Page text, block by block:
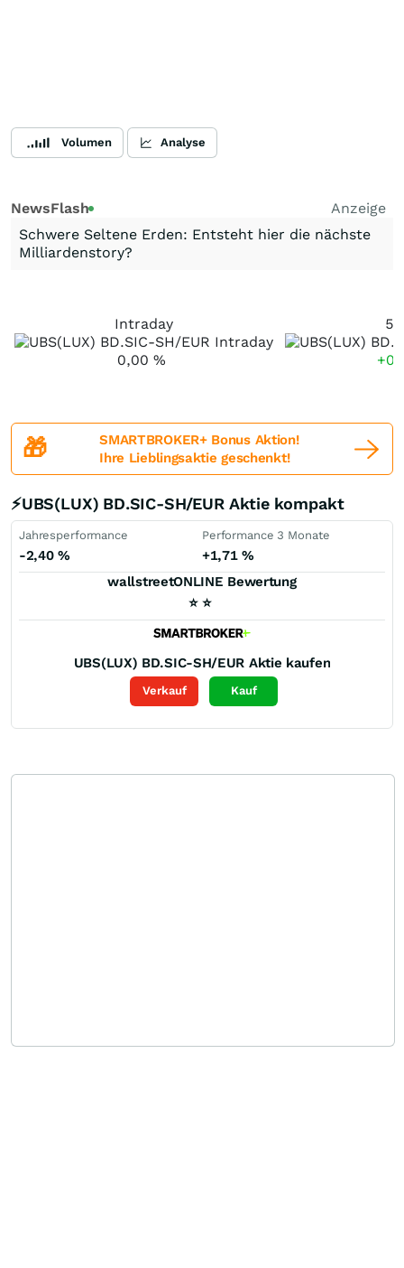
Volumen Analyse
NewsFlash
Anzeige
Schwere Seltene Erden: Entsteht hier die nächste
Milliardenstory?
Intraday
0,00 %
5
🎁
SMARTBROKER+ Bonus Aktion!
Ihre Lieblingsaktie geschenkt!
⚡UBS(LUX) BD.SIC-SH/EUR Aktie kompakt
Jahresperformance
-2,40%
Performance 3 Monate
+1,71%
wallstreetONLINE Bewertung
⭐ ⭐
UBS(LUX) BD.SIC-SH/EUR Aktie kaufen
Verkauf Kauf